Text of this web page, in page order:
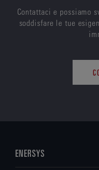
Contattaci e possiamo
soddisfare le tue
ENERSYS